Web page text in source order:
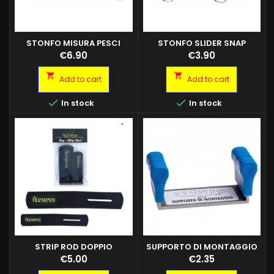
STONFO MISURA PESCI
Price
€6.90
 Add to cart
 In stock
STONFO SLIDER SNAP
Price
€3.90
 Add to cart
 In stock
STRIP ROD DOPPIO
Price
€5.00
SUPPORTO DI MONTAGGIO
Supporto per sostenere il filo
(nylon o trecciato) durante le
Price
€2.35